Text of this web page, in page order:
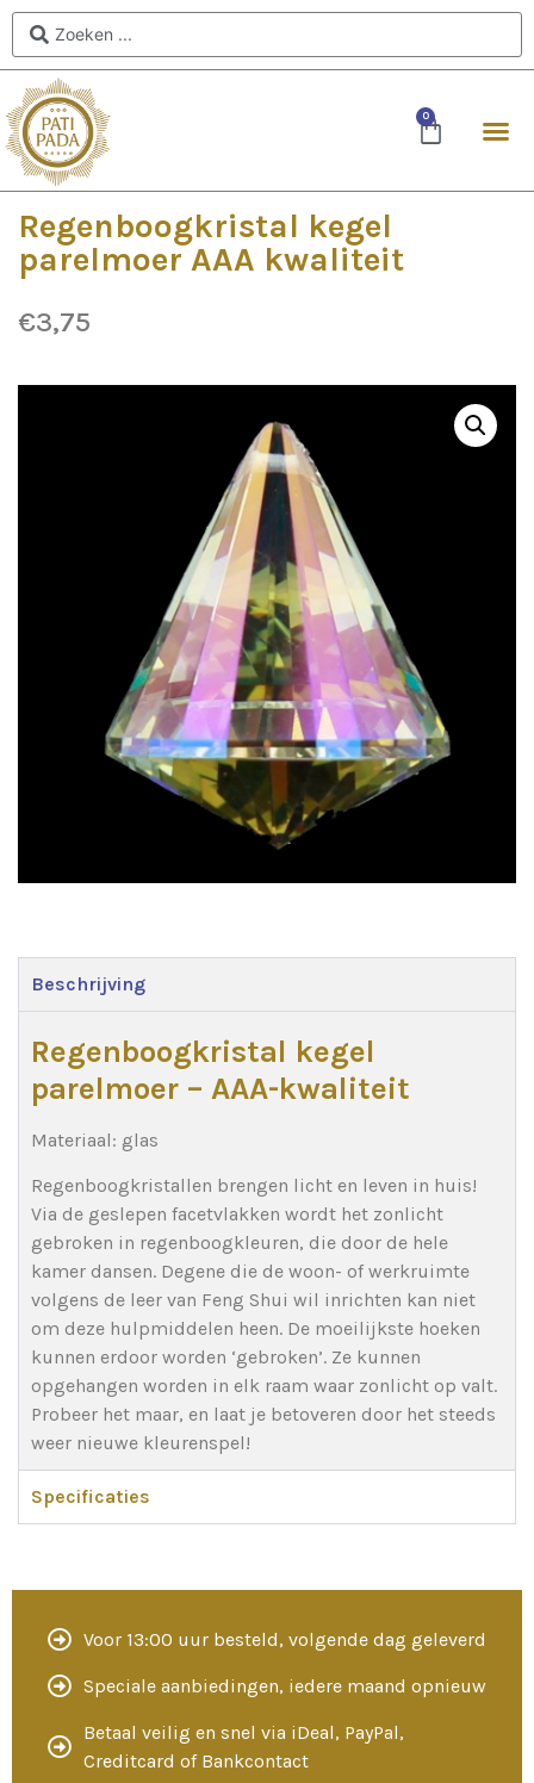
0
Regenboogkristal kegel
parelmoer AAA kwaliteit
€3,75
Beschrijving
Regenboogkristal kegel
parelmoer – AAA-kwaliteit
Materiaal: glas
Regenboogkristallen brengen licht en leven in huis!
Via de geslepen facetvlakken wordt het zonlicht
gebroken in regenboogkleuren, die door de hele
kamer dansen. Degene die de woon- of werkruimte
volgens de leer van Feng Shui wil inrichten kan niet
om deze hulpmiddelen heen. De moeilijkste hoeken
kunnen erdoor worden ‘gebroken’. Ze kunnen
opgehangen worden in elk raam waar zonlicht op valt.
Probeer het maar, en laat je betoveren door het steeds
weer nieuwe kleurenspel!
Specificaties
Voor 13:00 uur besteld, volgende dag geleverd
Speciale aanbiedingen, iedere maand opnieuw
Betaal veilig en snel via iDeal, PayPal,
Creditcard of Bankcontact